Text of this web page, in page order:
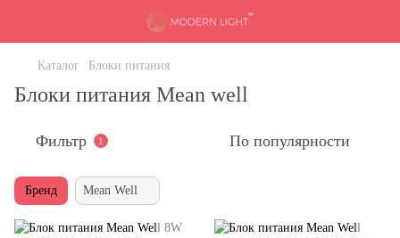
Каталог Блоки питания
Блоки питания Mean well
Фильтр 1 По популярности
Бренд Mean Well